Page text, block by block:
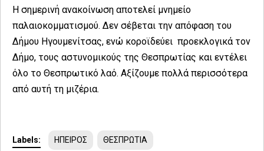
Η σημερινή ανακοίνωση αποτελεί μνημείο
παλαιοκομματισμού. Δεν σέβεται την απόφαση του
Δήμου Ηγουμενίτσας, ενώ κοροϊδεύει προεκλογικά τον
Δήμο, τους αστυνομικούς της Θεσπρωτίας και εντέλει
όλο το Θεσπρωτικό λαό. Αξίζουμε πολλά περισσότερα
από αυτή τη μιζέρια.
Labels: ΗΠΕΙΡΟΣ ΘΕΣΠΡΩΤΙΑ